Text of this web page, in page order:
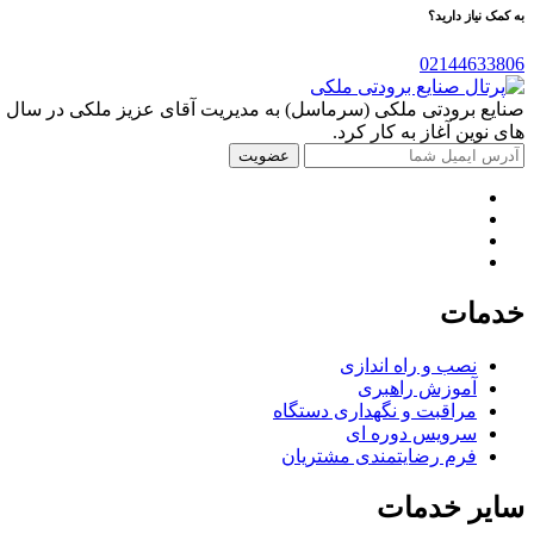
به کمک نیاز دارید؟
02144633806
های نوین آغاز به کار کرد.
خدمات
نصب و راه اندازی
آموزش راهبری
مراقبت و نگهداری دستگاه
سرویس دوره ای
فرم رضایتمندی مشتریان
سایر خدمات